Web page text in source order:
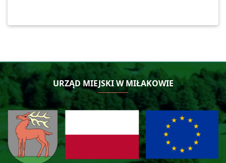
URZĄD MIEJSKI W MIŁAKOWIE